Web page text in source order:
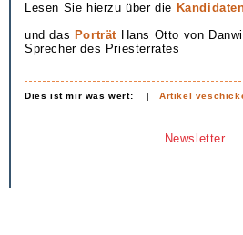
Lesen Sie hierzu über die
und das Porträt Hans Otto von
Sprecher des Priesterrates
Dies ist mir was wert: |Artikel
Newsletter